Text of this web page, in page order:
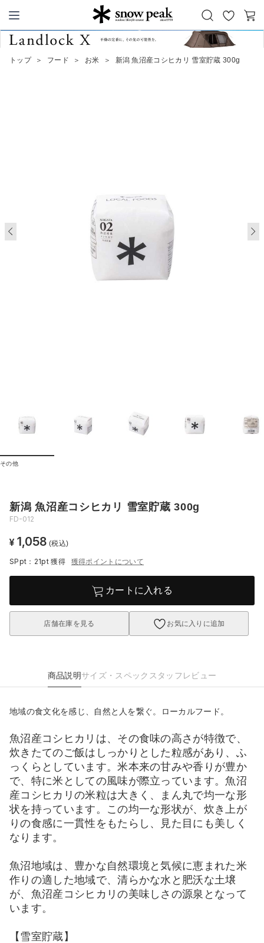
Snow Peak
お
気
カ
トップ ＞ フード ＞ お米 ＞ 新潟 魚沼産コシヒカリ 雪室貯蔵 300g
その他
新潟 魚沼産コシヒカリ 雪室貯蔵 300g
FD-012
¥ 1,058 (税込)
SPpt：21pt獲得 獲得ポイントについて
カートに入れる
店舗在庫を見る お気に入りに追加
商品説明サイズ・スペック スタッフレビュー
地域の食文化を感じ、自然と人を繋ぐ。ローカルフード。
魚沼産コシヒカリは、その食味の高さが特徴で、
炊きたてのご飯はしっかりとした粒感があり、ふ
っくらとしています。米本来の甘みや香りが豊か
で、特に米としての風味が際立っています。魚沼
産コシヒカリの米粒は大きく、まん丸で均一な形
状を持っています。この均一な形状が、炊き上が
りの食感に一貫性をもたらし、見た目にも美しく
なります。
魚沼地域は、豊かな自然環境と気候に恵まれた米
作りの適した地域で、清らかな水と肥沃な土壌
が、魚沼産コシヒカリの美味しさの源泉となって
います。
【雪室貯蔵】